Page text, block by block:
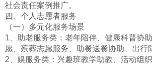
社会责任案例推广。
四、个人志愿者服务
（一）多元化服务场景
1、助老服务类：老年陪伴、健康科普协
愿、殡葬志愿服务、助餐送餐协助、出行
2、娱服务类：兴趣班教学助教、活动组